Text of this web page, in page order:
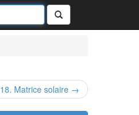
Rechercher
18. Matrice solaire →